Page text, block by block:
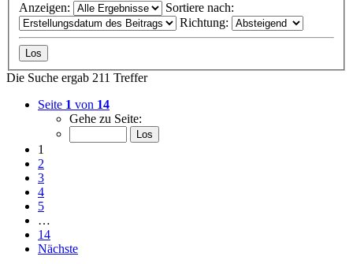
Anzeigen:
Sortiere nach:
Richtung:
Die Suche ergab 211 Treffer
Seite 1 von 14
Gehe zu Seite:
1
2
3
4
5
…
14
Nächste